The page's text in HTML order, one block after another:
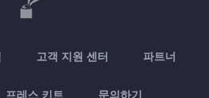
고객 지원 센터 파트너
프레스 키트 문의하기